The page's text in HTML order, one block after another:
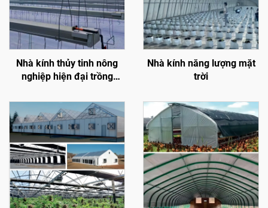
Nhà kính thủy tinh nông
nghiệp hiện đại trồng
hệ thống điều khiển nhiệt
độ/hệ thống che nắng/hệ
thống tưới nước
Nhà kính năng lượng mặt
trời